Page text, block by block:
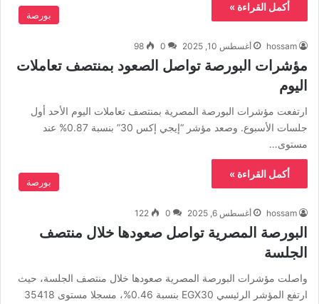
أكمل القراءة »
بورصة
hossam أغسطس 10, 2025 0
98
مؤشرات البورصة تواصل الصعود بمنتصف تعاملات
اليوم
ارتفعت مؤشرات البورصة المصرية بمنتصف تعاملات اليوم الأحد أول
جلسات الأسبوع. وصعد مؤشر “إيجي إكس 30” بنسبة 0.87% عند
مستوى…
أكمل القراءة »
بورصة
hossam أغسطس 6, 2025 0
122
البورصة المصرية تواصل صعودها خلال منتصف
الجلسة
واصلت مؤشرات البورصة المصرية صعودها خلال منتصف الجلسة، حيث
ارتفع المؤشر الرئيسي EGX30 بنسبة 0.46%، مسجلا مستوى 35418